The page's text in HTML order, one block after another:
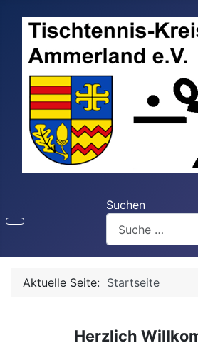
Suchen
Aktuelle Seite: Startseite
Herzlich